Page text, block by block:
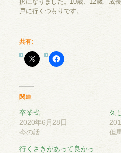
択になりました。10歳、12歳、成
戸に行くつもりです。
共有:
関連
卒業式
2020年6月28日
今の話
久
但
行くさきがあって良かっ